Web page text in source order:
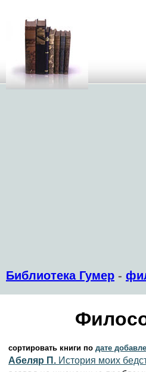
Библиотека Гумер -
сортировать книги по дате
Абеляр П. История моих